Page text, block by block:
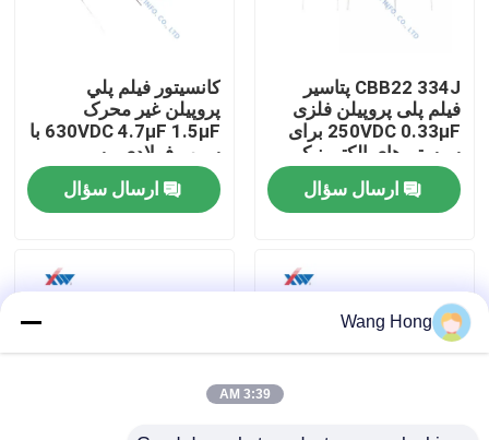
درباره ما
تور کارخانه
کنترل کیفیت
درخواست نقل قول
خازن سرامیکی ولتاژ بالا
CBB22 334J پتاسیر
فیلم پلی پروپیلن فلزی
250VDC 0.33μF برای
سیستم های الکترونیکی
مختلف
ارسال سؤال
کانسيتور فيلم پلي
پروپيلن غیر محرک
630VDC 4.7μF 1.5μF با
سرب فولادي مسي
ارسال سؤال
Wang Hong
3:39 AM